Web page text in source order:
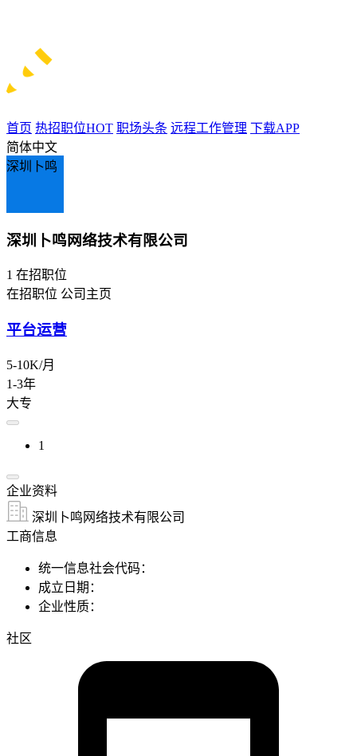
首页 热招职位HOT 职场头条 远程工作管理 下载APP
简体中文
深圳卜鸣
深圳卜鸣网络技术有限公司
1 在招职位
在招职位 公司主页
平台运营
5-10K/月
1-3年
大专
1
企业资料
深圳卜鸣网络技术有限公司
工商信息
统一信息社会代码：
成立日期：
企业性质：
社区